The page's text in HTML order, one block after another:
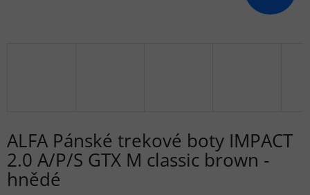
ALFA Pánské trekové boty IMPACT
2.0 A/P/S GTX M classic brown -
hnědé